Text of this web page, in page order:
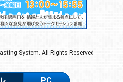
System. All Rights Reserved